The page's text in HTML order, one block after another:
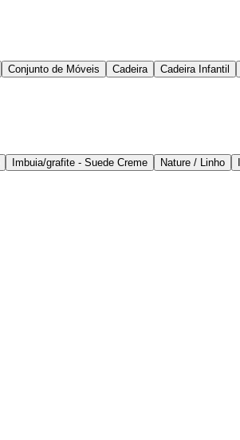
Conjunto de Móveis Cadeira Cadeira Infantil
Imbuia/grafite - Suede Creme Nature / Linho